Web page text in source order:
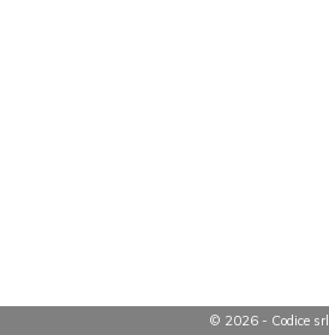
© 2026 - Codice srl